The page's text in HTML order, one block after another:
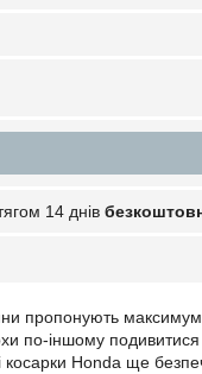
14 днів
пропонують максимум
по-іншому
косарки Honda ще